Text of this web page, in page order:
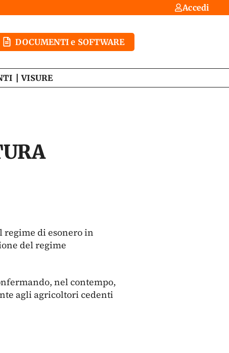
Accedi
DOCUMENTI e SOFTWARE
VISURE
regime di esonero in
del regime
nel contempo,
agli agricoltori cedenti